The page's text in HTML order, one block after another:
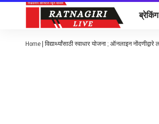
Home |विद्यार्थ्यांसाठी स्वाधार योजना ; ऑनलाइन